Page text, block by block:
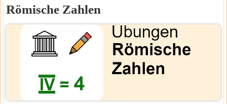
Römische Zahlen